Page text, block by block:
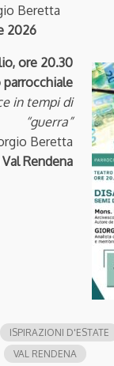
Beretta
2026
ore 20.30
in tempi di
“guerra”
Beretta
Rendena
ISPIRAZIONI D'ESTATE
VAL RENDENA